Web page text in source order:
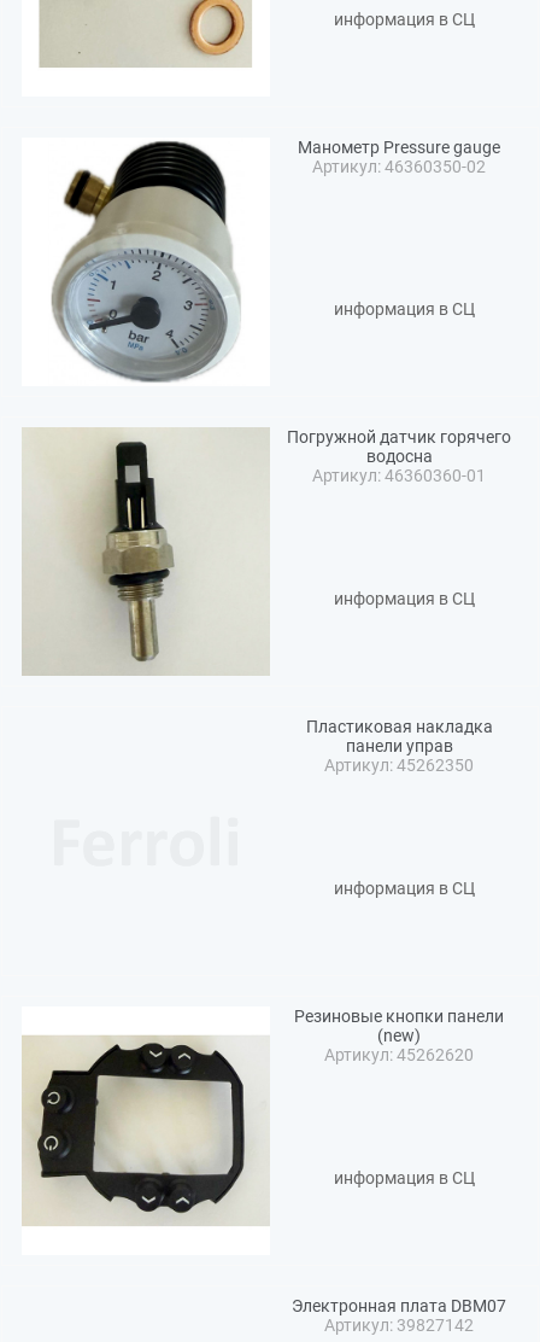
информация в СЦ
Манометр Pressure gauge
Артикул: 46360350-02
информация в СЦ
Погружной датчик горячего
водосна
Артикул: 46360360-01
информация в СЦ
Пластиковая накладка
панели управ
Артикул: 45262350
информация в СЦ
Резиновые кнопки панели
(new)
Артикул: 45262620
информация в СЦ
Электронная плата DBM07
Артикул: 39827142